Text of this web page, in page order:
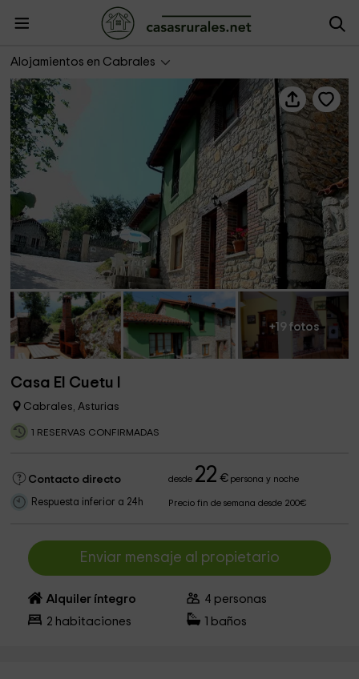
Alojamientos en Cabrales
+19 fotos
Casa El Cuetu I
Cabrales, Asturias
1 RESERVAS CONFIRMADAS
Contacto directo desde 22 €persona y noche
Respuesta inferior a 24h Precio fin de semana desde 200€
Enviar mensaje al propietario
Alquiler íntegro 4 personas
2 habitaciones baños